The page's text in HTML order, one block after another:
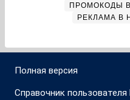
ПРОМОКОДЫ
РЕКЛАМА В
Полная версия
Справочник